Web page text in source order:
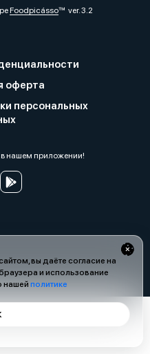
вы даёте согласие на
и использование
нашей политике
Foodpicássover. 3.2
оферта
персональных
в нашем приложении!